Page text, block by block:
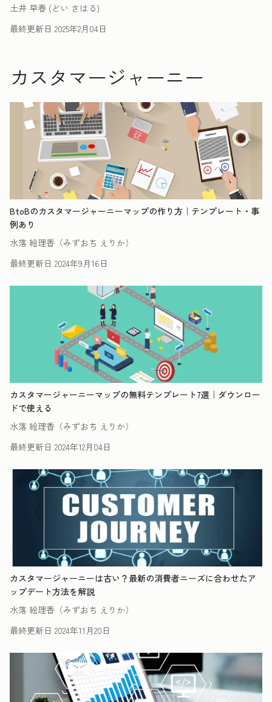
土井 早春 (どい さはる)
最終更新日 2025年2月04日
カスタマージャーニー
BtoBのカスタマージャーニーマップの作り方｜テンプレート・事
例あり
水落 絵理香（みずおち えりか）
最終更新日 2024年9月16日
カスタマージャーニーマップの無料テンプレート7選｜ダウンロー
ドで使える
水落 絵理香（みずおち えりか）
最終更新日 2024年12月04日
カスタマージャーニーは古い？最新の消費者ニーズに合わせたア
ップデート方法を解説
水落 絵理香（みずおち えりか）
最終更新日 2024年11月20日